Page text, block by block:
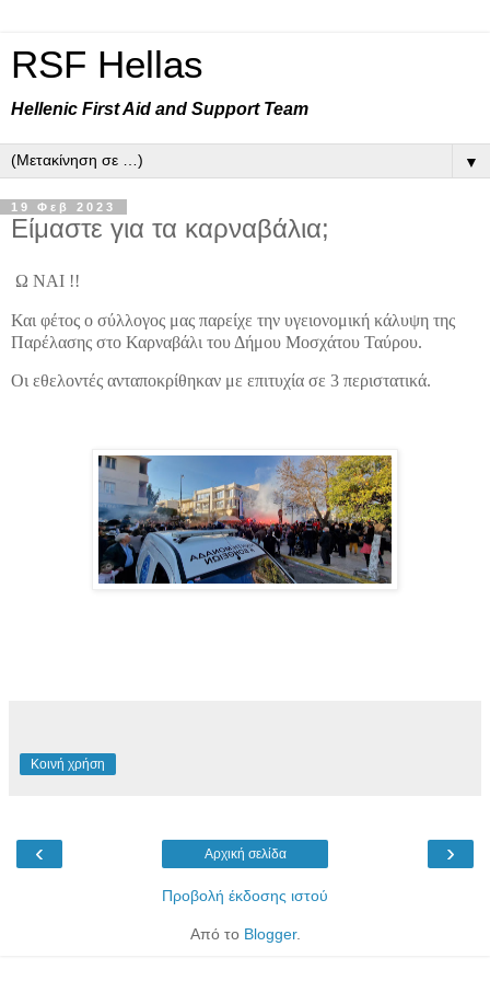
RSF Hellas
Hellenic First Aid and Support Team
▼
19 Φεβ 2023
Είμαστε για τα καρναβάλια;
Ω ΝΑΙ !!
Και φέτος ο σύλλογος μας παρείχε την υγειονομική κάλυψη της
Παρέλασης στο Καρναβάλι του Δήμου Μοσχάτου Ταύρου.
Οι εθελοντές ανταποκρίθηκαν με επιτυχία σε 3 περιστατικά.
Κοινή χρήση
‹ ›
Αρχική σελίδα
Προβολή έκδοσης ιστού
Από το Blogger.